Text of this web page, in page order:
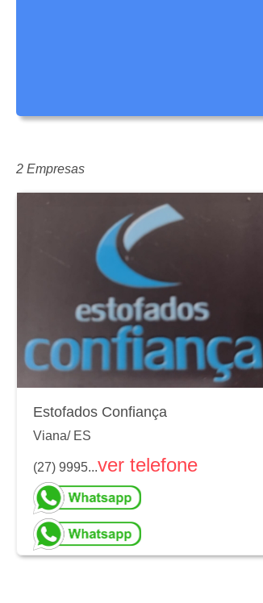
2 Empresas
Estofados Confiança
Viana/ ES
(27) 9995...ver telefone